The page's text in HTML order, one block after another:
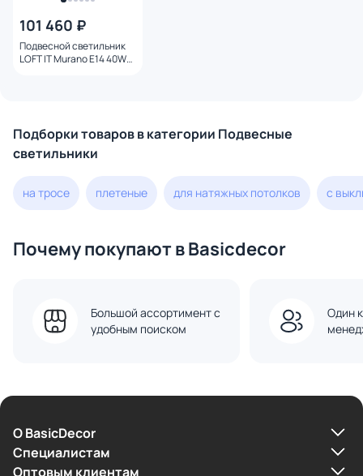
101 460 ₽
Подвесной светильник
LOFT IT Murano E14 40W
Подборки товаров в категории Подвесные
светильники
на тросе плетеные для натяжных потолков с
Почему покупают в Basicdecor
Большой ассортимент с
удобным поиском
Один
О BasicDecor
Cпециалистам
Оптовым клиентам